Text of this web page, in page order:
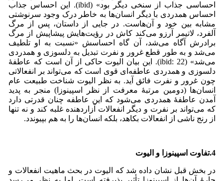
احساسی جذاب از سنخی دیگر بود» (ibid). این احساس جذاب
احساس همدردی با دیگر انسان‌ها به خاطر درک وجود سرنوشتی
مشابه بین خود و آن‌هاست. در جایی از داستان، پس از مرگ
آلفرد، لاتیمر آرزو می‌‌کند کاش در رؤیت‌هایش پیشاپیش از مرگ
برادرش آگاه می‌‌شد، آن گاه احساسش «نسبت به او تلطیف
می‌‌شد و به طور قطع غرور و نفرت تبدیل به دلسوزی و همدردی
می‌‌شد» (ibid: 22). این بیان الیوت حاکی از آن است که عاطفۀ
دلسوزی و همدردی عاطفه‌ای قوی است که می‌تواند بر انفعالاتی
چون غرور و نفرت فائق آید. به نظر الیوت شناخت طبیعت عام
انسان‌ها (دومین مرتبۀ معرفت از نظر اسپینوزا) منجر به پدید
آمدن عاطفۀ همدردی می‌شود که این عاطفه چنان قدرتی دارد
که می‌تواند بر نفرت و دیگر انفعالات آزاردهنده غلبه کند و نه تنها
از رنج ناشی از انفعالات بکاهد، بلکه انسان‌ها را به هم بپیوندد.
4.تفاوت اسپینوزا و الیوت
در بخش قبل نشان داده شد که الیوت در بحث ماهیت انفعالات و